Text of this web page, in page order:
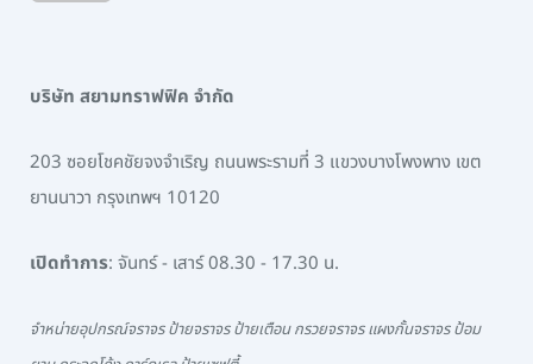
บริษัท สยามทราฟฟิค จำกัด
203 ซอยโชคชัยจงจำเริญ ถนนพระรามที่ 3 แขวงบางโพงพาง เขต
ยานนาวา กรุงเทพฯ 10120
เปิดทำการ: จันทร์ - เสาร์ 08.30 - 17.30 น.
จำหน่ายอุปกรณ์จราจร ป้ายจราจร ป้ายเตือน กรวยจราจร แผงกั้นจราจร ป้อม